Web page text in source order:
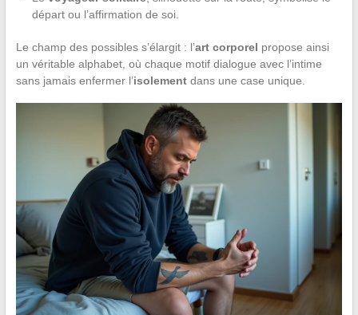
départ ou l’affirmation de soi.
Le champ des possibles s’élargit : l’art corporel propose ainsi
un véritable alphabet, où chaque motif dialogue avec l’intime
sans jamais enfermer l’isolementdans une case unique.